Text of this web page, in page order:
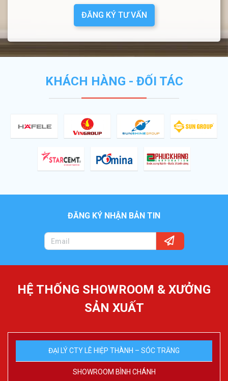
ĐĂNG KÝ TƯ VẤN
KHÁCH HÀNG - ĐỐI TÁC
ĐĂNG KÝ NHẬN BẢN TIN
HỆ THỐNG SHOWROOM & XƯỞNG
SẢN XUẤT
ĐẠI LÝ CTY LÊ HIỆP THÀNH – SÓC TRĂNG
SHOWROOM BÌNH CHÁNH